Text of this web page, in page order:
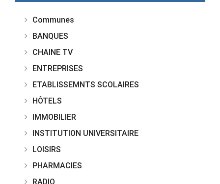
Communes
BANQUES
CHAINE TV
ENTREPRISES
ETABLISSEMNTS SCOLAIRES
HÔTELS
IMMOBILIER
INSTITUTION UNIVERSITAIRE
LOISIRS
PHARMACIES
RADIO